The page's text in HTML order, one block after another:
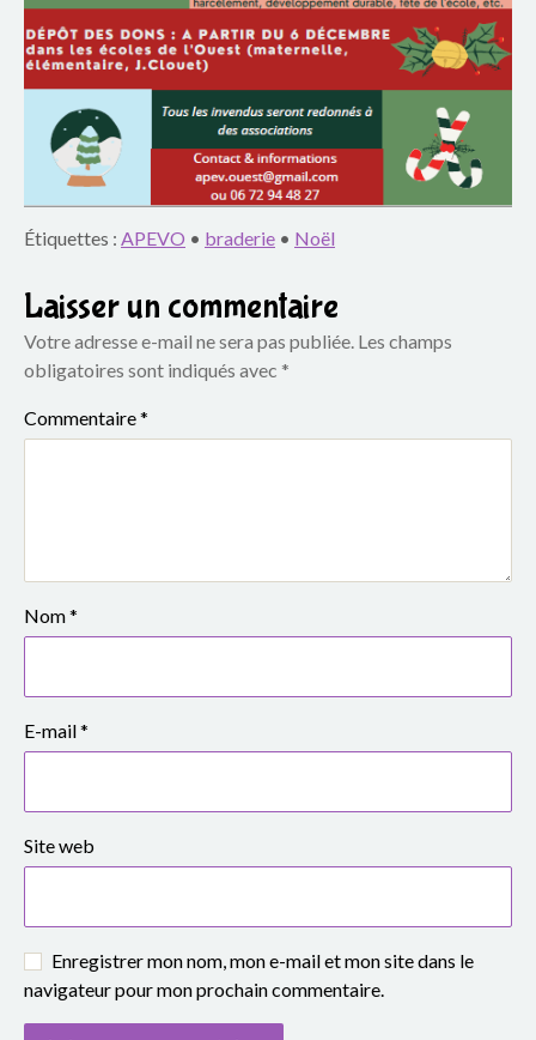
p
e
o
a
i
r
m
n
e
V
e
l
Étiquettes : APEVO • braderie • Noël
Laisser un commentaire
Votre adresse e-mail ne sera pas publiée. Les champs
obligatoires sont indiqués avec *
Commentaire*
Nom*
E-mail*
Site web
Enregistrer mon nom, mon e-mail et mon site dans le
navigateur pour mon prochain commentaire.